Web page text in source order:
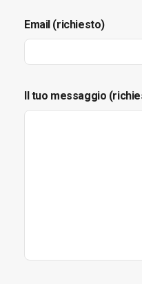
Email (richiesto)
Il tuo messaggio